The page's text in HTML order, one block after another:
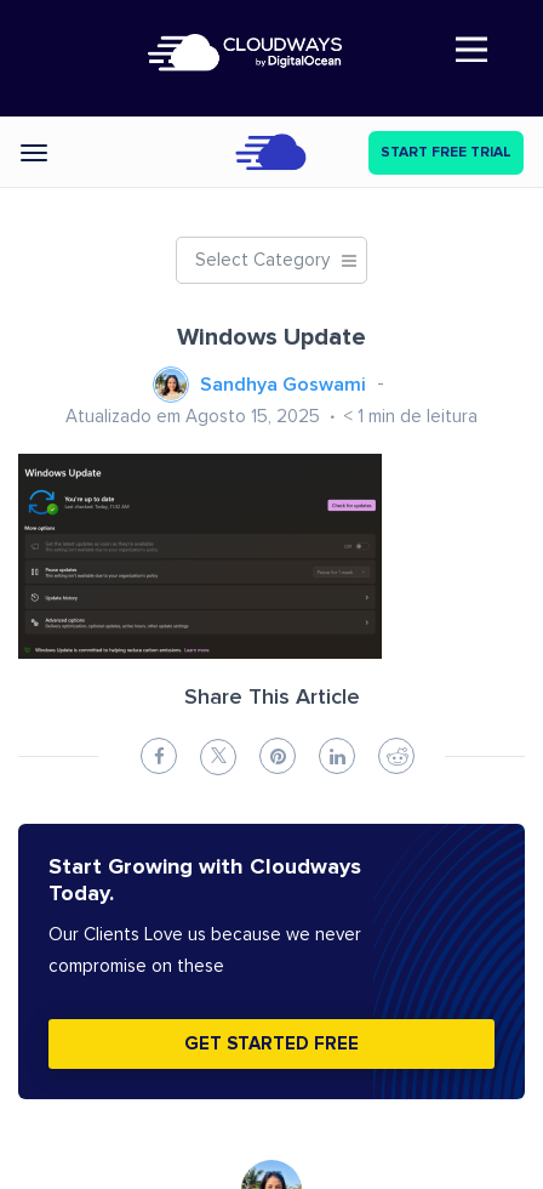
Abre a navegação
Categories START FREE TRIAL
Select Category
Windows Update
Sandhya Goswami
Atualizado em Agosto 15, 2025 < 1 min de leitura
Share This Article
Start Growing with Cloudways
Today.
Our Clients Love us because we never
compromise on these
GET STARTED FREE